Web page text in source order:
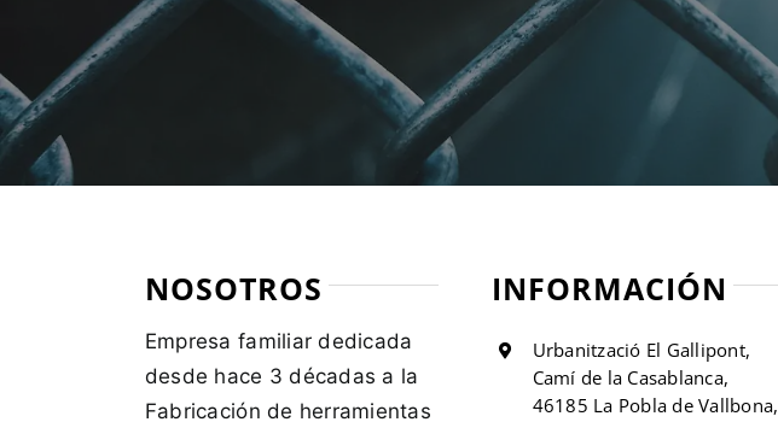
NOSOTROS
Empresa familiar dedicada
desde hace 3 décadas a la
Fabricación de herramientas
INFORMACIÓN
Urbanització El Gallipont,
Camí de la Casablanca,
46185 La Pobla de Vallbona,